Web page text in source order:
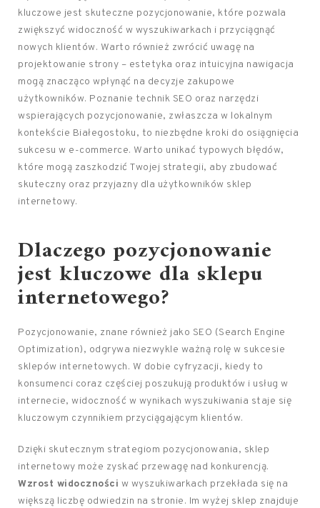
kluczowe jest skuteczne pozycjonowanie, które pozwala
zwiększyć widoczność w wyszukiwarkach i przyciągnąć
nowych klientów. Warto również zwrócić uwagę na
projektowanie strony – estetyka oraz intuicyjna nawigacja
mogą znacząco wpłynąć na decyzje zakupowe
użytkowników. Poznanie technik SEO oraz narzędzi
wspierających pozycjonowanie, zwłaszcza w lokalnym
kontekście Białegostoku, to niezbędne kroki do osiągnięcia
sukcesu w e-commerce. Warto unikać typowych błędów,
które mogą zaszkodzić Twojej strategii, aby zbudować
skuteczny oraz przyjazny dla użytkowników sklep
internetowy.
Dlaczego pozycjonowanie
jest kluczowe dla sklepu
internetowego?
Pozycjonowanie, znane również jako SEO (Search Engine
Optimization), odgrywa niezwykle ważną rolę w sukcesie
sklepów internetowych. W dobie cyfryzacji, kiedy to
konsumenci coraz częściej poszukują produktów i usług w
internecie, widoczność w wynikach wyszukiwania staje się
kluczowym czynnikiem przyciągającym klientów.
Dzięki skutecznym strategiom pozycjonowania, sklep
internetowy może zyskać przewagę nad konkurencją.
Wzrost widoczności w wyszukiwarkach przekłada się na
większą liczbę odwiedzin na stronie. Im wyżej sklep znajduje